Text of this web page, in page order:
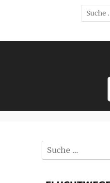
Search
for:
Search
for: